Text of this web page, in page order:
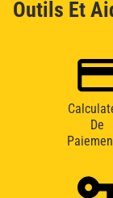
Outils Et
De